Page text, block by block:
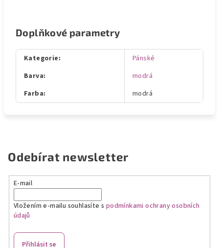
Doplňkové parametry
Kategorie:
Pánské
Barva:
modrá
Farba: modrá
Odebírat newsletter
E-mail
Vložením e-mailu souhlasíte s podmínkami ochrany osobních
údajů
Přihlásit se